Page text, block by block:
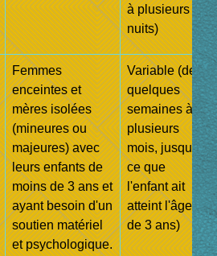
à plusieurs
nuits)
Femmes
enceintes et
mères isolées
(mineures ou
majeures) avec
leurs enfants de
moins de 3 ans et
ayant besoin d'un
soutien matériel
et psychologique.
Variable (de
quelques
semaines à
plusieurs
mois, jusqu'à
ce que
l'enfant ait
atteint l'âge
de 3 ans)